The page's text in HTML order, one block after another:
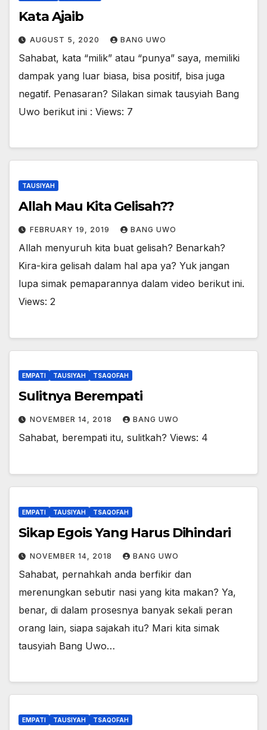
Kata Ajaib
AUGUST 5, 2020 BANG UWO
Sahabat, kata “milik” atau “punya” saya, memiliki
dampak yang luar biasa, bisa positif, bisa juga
negatif. Penasaran? Silakan simak tausyiah Bang
Uwo berikut ini : Views: 7
TAUSIYAH
Allah Mau Kita Gelisah??
FEBRUARY 19, 2019 BANG UWO
Allah menyuruh kita buat gelisah? Benarkah?
Kira-kira gelisah dalam hal apa ya? Yuk jangan
lupa simak pemaparannya dalam video berikut ini.
Views: 2
EMPATI TAUSIYAH TSAQOFAH
Sulitnya Berempati
NOVEMBER 14, 2018 BANG UWO
Sahabat, berempati itu, sulitkah? Views: 4
EMPATI TAUSIYAH TSAQOFAH
Sikap Egois Yang Harus Dihindari
NOVEMBER 14, 2018 BANG UWO
Sahabat, pernahkah anda berfikir dan
merenungkan sebutir nasi yang kita makan? Ya,
benar, di dalam prosesnya banyak sekali peran
orang lain, siapa sajakah itu? Mari kita simak
tausyiah Bang Uwo…
EMPATI TAUSIYAH TSAQOFAH